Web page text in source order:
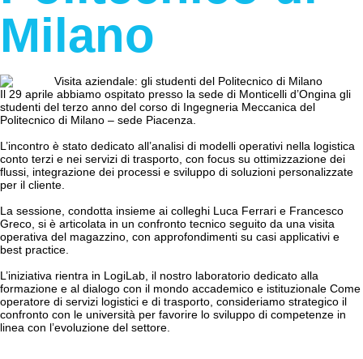
Milano
Il 29 aprile abbiamo ospitato presso la sede di Monticelli d’Ongina gli
studenti del terzo anno del corso di Ingegneria Meccanica del
Politecnico di Milano – sede Piacenza.
L’incontro è stato dedicato all’analisi di modelli operativi nella logistica
conto terzi e nei servizi di trasporto, con focus su ottimizzazione dei
flussi, integrazione dei processi e sviluppo di soluzioni personalizzate
per il cliente.
La sessione, condotta insieme ai colleghi Luca Ferrari e Francesco
Greco, si è articolata in un confronto tecnico seguito da una visita
operativa del magazzino, con approfondimenti su casi applicativi e
best practice.
L’iniziativa rientra in LogiLab, il nostro laboratorio dedicato alla
formazione e al dialogo con il mondo accademico e istituzionale Come
operatore di servizi logistici e di trasporto, consideriamo strategico il
confronto con le università per favorire lo sviluppo di competenze in
linea con l’evoluzione del settore.